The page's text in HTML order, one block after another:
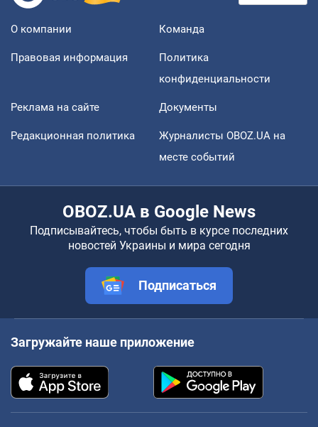
О компании Команда
Правовая информация
Политика
конфиденциальности
Реклама на сайте Документы
Редакционная политика
Журналисты OBOZ.UA на
месте событий
OBOZ.UA в Google News
Подписывайтесь, чтобы быть в курсе последних
новостей Украины и мира сегодня
Подписаться
Загружайте наше приложение